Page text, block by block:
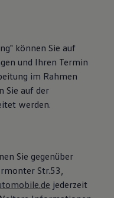
können Sie auf
und Ihren Termin
im Rahmen
Sie auf der
werden.
Sie gegenüber
Str.53,
jederzeit